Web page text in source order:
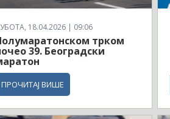
18.04.2026 | 09:06
трком
39. Београдски
ПРОЧИТАЈ ВИШЕ